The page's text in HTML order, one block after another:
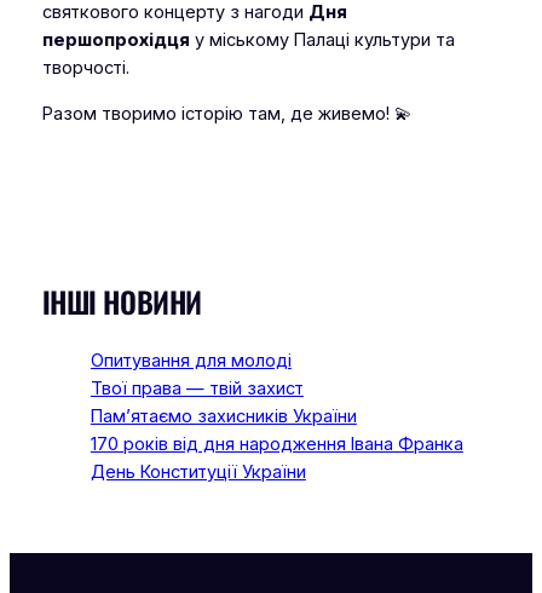
святкового концерту з нагоди Дня
першопрохідця у міському Палаці культури та
творчості.
Разом творимо історію там, де живемо! 💫
ІНШІ НОВИНИ
Опитування для молоді
Твої права — твій захист
Пам’ятаємо захисників України
170 років від дня народження Івана Франка
День Конституції України